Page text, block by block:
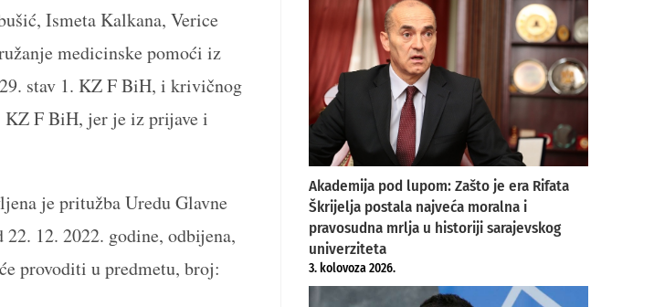
Ismeta Kalkana, Verice
medicinske pomoći iz
stav 1. KZ F BiH, i krivičnog
KZ F BiH, jer je iz prijave i
je pritužba Uredu Glavne
12. 2022. godine, odbijena,
provoditi u predmetu, broj:
Akademija pod lupom: Zašto je era Rifata
Škrijelja postala najveća moralna i
pravosudna mrlja u historiji sarajevskog
univerziteta
3. kolovoza 2026.